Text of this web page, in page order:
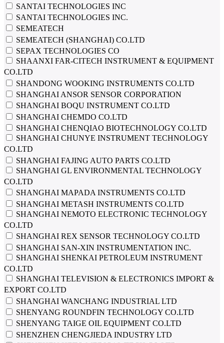
SANTAI TECHNOLOGIES INC
SANTAI TECHNOLOGIES INC.
SEMEATECH
SEMEATECH (SHANGHAI) CO.LTD
SEPAX TECHNOLOGIES CO
SHAANXI FAR-CITECH INSTRUMENT & EQUIPMENT
CO.LTD
SHANDONG WOOKING INSTRUMENTS CO.LTD
SHANGHAI ANSOR SENSOR CORPORATION
SHANGHAI BOQU INSTRUMENT CO.LTD
SHANGHAI CHEMDO CO.LTD
SHANGHAI CHENQIAO BIOTECHNOLOGY CO.LTD
SHANGHAI CHUNYE INSTRUMENT TECHNOLOGY
CO.LTD
SHANGHAI FAJING AUTO PARTS CO.LTD
SHANGHAI GL ENVIRONMENTAL TECHNOLOGY
CO.LTD
SHANGHAI MAPADA INSTRUMENTS CO.LTD
SHANGHAI METASH INSTRUMENTS CO.LTD
SHANGHAI NEMOTO ELECTRONIC TECHNOLOGY
CO.LTD
SHANGHAI REX SENSOR TECHNOLOGY CO.LTD
SHANGHAI SAN-XIN INSTRUMENTATION INC.
SHANGHAI SHENKAI PETROLEUM INSTRUMENT
CO.LTD
SHANGHAI TELEVISION & ELECTRONICS IMPORT &
EXPORT CO.LTD
SHANGHAI WANCHANG INDUSTRIAL LTD
SHENYANG ROUNDFIN TECHNOLOGY CO.LTD
SHENYANG TAIGE OIL EQUIPMENT CO.LTD
SHENZHEN CHENGJIEDA INDUSTRY LTD